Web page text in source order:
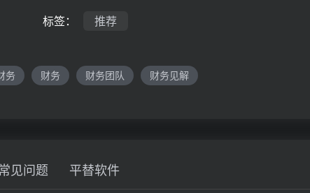
标签： 推荐
务 财务 财务团队 财务见解
见问题 平替软件